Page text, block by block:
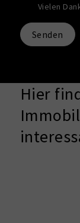
Vielen
Senden
Hier